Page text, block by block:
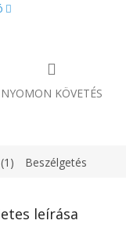
NYOMON KÖVETÉS
Beszélgetés
leírása